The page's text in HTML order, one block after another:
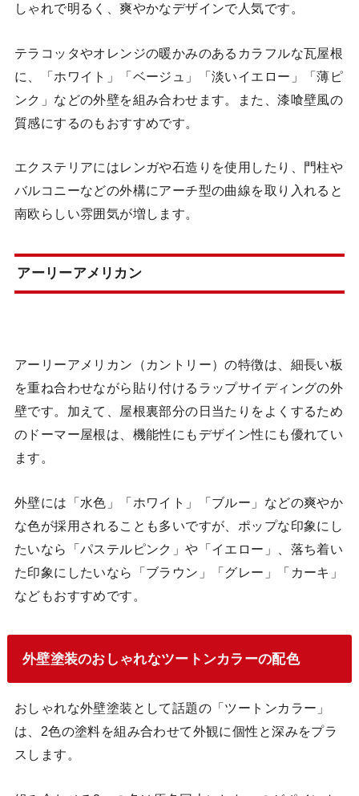
しゃれで明るく、爽やかなデザインで人気です。
テラコッタやオレンジの暖かみのあるカラフルな瓦屋根
に、「ホワイト」「ベージュ」「淡いイエロー」「薄ピ
ンク」などの外壁を組み合わせます。また、漆喰壁風の
質感にするのもおすすめです。
エクステリアにはレンガや石造りを使用したり、門柱や
バルコニーなどの外構にアーチ型の曲線を取り入れると
南欧らしい雰囲気が増します。
アーリーアメリカン
アーリーアメリカン（カントリー）の特徴は、細長い板
を重ね合わせながら貼り付けるラップサイディングの外
壁です。加えて、屋根裏部分の日当たりをよくするため
のドーマー屋根は、機能性にもデザイン性にも優れてい
ます。
外壁には「水色」「ホワイト」「ブルー」などの爽やか
な色が採用されることも多いですが、ポップな印象にし
たいなら「パステルピンク」や「イエロー」、落ち着い
た印象にしたいなら「ブラウン」「グレー」「カーキ」
などもおすすめです。
外壁塗装のおしゃれなツートンカラーの配色
おしゃれな外壁塗装として話題の「ツートンカラー」
は、2色の塗料を組み合わせて外観に個性と深みをプラ
スします。